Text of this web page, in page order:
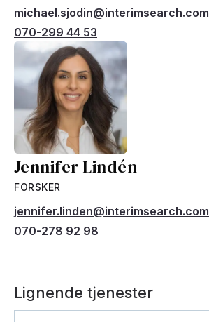
michael.sjodin@interimsearch.com
070-299 44 53
Jennifer Lindén
FORSKER
jennifer.linden@interimsearch.com
070-278 92 98
Lignende tjenester